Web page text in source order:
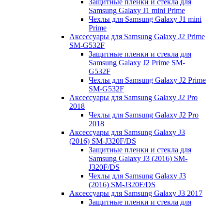
Samsung Galaxy J1 mini Prime
Чехлы для Samsung Galaxy J1 mini
Prime
Аксессуары для Samsung Galaxy J2 Prime
SM-G532F
Защитные пленки и стекла для
Samsung Galaxy J2 Prime SM-
G532F
Чехлы для Samsung Galaxy J2 Prime
SM-G532F
Аксессуары для Samsung Galaxy J2 Pro
2018
Чехлы для Samsung Galaxy J2 Pro
2018
Аксессуары для Samsung Galaxy J3
(2016) SM-J320F/DS
Защитные пленки и стекла для
Samsung Galaxy J3 (2016) SM-
J320F/DS
Чехлы для Samsung Galaxy J3
(2016) SM-J320F/DS
Аксессуары для Samsung Galaxy J3 2017
Защитные пленки и стекла для